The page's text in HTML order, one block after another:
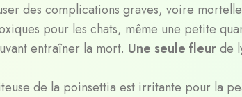
des complications graves, voire
pour les chats, même une petite
entraîner la mort. Une seule fleurde
de la poinsettia est irritante pour la